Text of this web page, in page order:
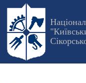
Перейти
основного
вмісту